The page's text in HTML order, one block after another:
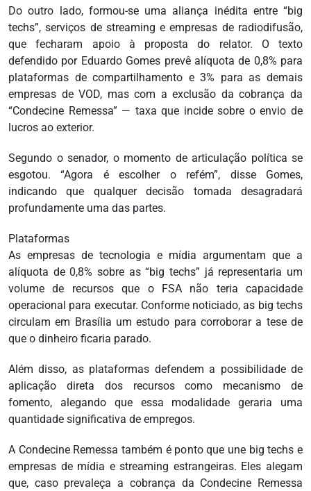
Do outro lado, formou-se uma aliança inédita entre “big
techs”, serviços de streaming e empresas de radiodifusão,
que fecharam apoio à proposta do relator. O texto
defendido por Eduardo Gomes prevê alíquota de 0,8% para
plataformas de compartilhamento e 3% para as demais
empresas de VOD, mas com a exclusão da cobrança da
“Condecine Remessa” — taxa que incide sobre o envio de
lucros ao exterior.
Segundo o senador, o momento de articulação política se
esgotou. “Agora é escolher o refém”, disse Gomes,
indicando que qualquer decisão tomada desagradará
profundamente uma das partes.
Plataformas
As empresas de tecnologia e mídia argumentam que a
alíquota de 0,8% sobre as “big techs” já representaria um
volume de recursos que o FSA não teria capacidade
operacional para executar. Conforme noticiado, as big techs
circulam em Brasília um estudo para corroborar a tese de
que o dinheiro ficaria parado.
Além disso, as plataformas defendem a possibilidade de
aplicação direta dos recursos como mecanismo de
fomento, alegando que essa modalidade geraria uma
quantidade significativa de empregos.
A Condecine Remessa também é ponto que une big techs e
empresas de mídia e streaming estrangeiras. Eles alegam
que, caso prevaleça a cobrança da Condecine Remessa